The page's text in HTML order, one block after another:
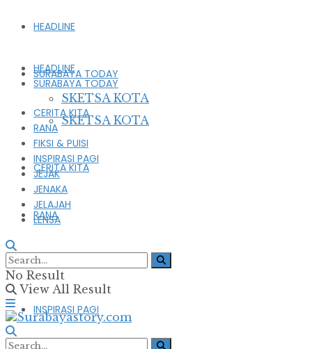
HEADLINE
SURABAYA TODAY
SKETSA KOTA
CERITA KITA
RANA
FIKSI & PUISI
INSPIRASI PAGI
HEADLINE
SURABAYA TODAY
SKETSA KOTA
CERITA KITA
RANA
FIKSI & PUISI
INSPIRASI PAGI
JEJAK
JENAKA
JELAJAH
LENSA
No Result
View All Result